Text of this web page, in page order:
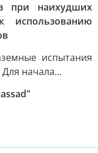
при наихудших
использованию
испытания
начала...